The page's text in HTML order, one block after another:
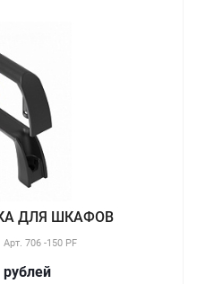
ДЛЯ ШКАФОВ
Арт. 706 -150 PF
рублей